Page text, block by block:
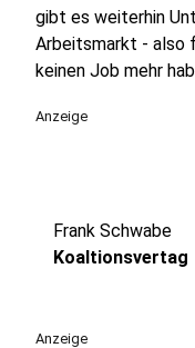
gibt es weiterhin
Arbeitsmarkt - also
keinen Job mehr
Anzeige
Frank Schwabe
Koaltionsvertag
Anzeige